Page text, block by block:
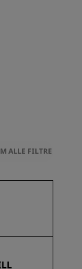
ALLE FILTRE